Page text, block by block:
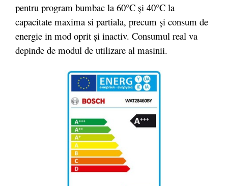
pentru program bumbac la 60°C şi 40°C la
capacitate maxima si partiala, precum şi consum de
energie in mod oprit şi inactiv. Consumul real va
depinde de modul de utilizare al masinii.